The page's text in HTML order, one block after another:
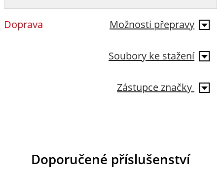
Možnosti přepravy
Doprava
Soubory ke stažení
Zástupce značky
Doporučené příslušenství